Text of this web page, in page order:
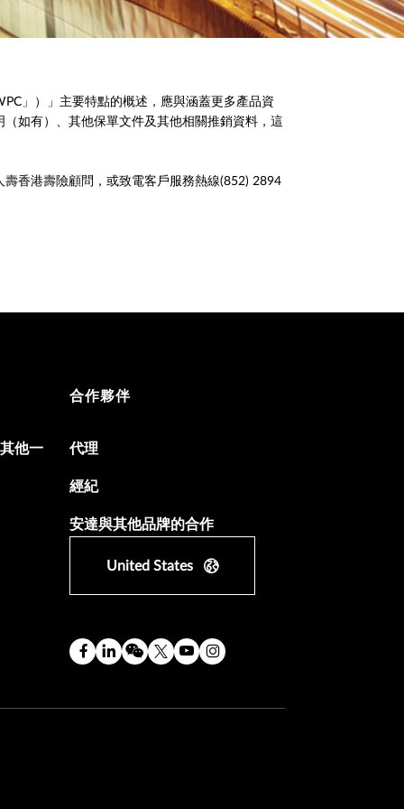
」）」主要特點的概述，應與涵蓋更多產品資
如有）、其他保單文件及其他相關推銷資料，這
香港壽險顧問，或致電客戶服務熱線(852) 2894
他一
合作夥伴
代理
經紀
安達與其他品牌的合作
United States